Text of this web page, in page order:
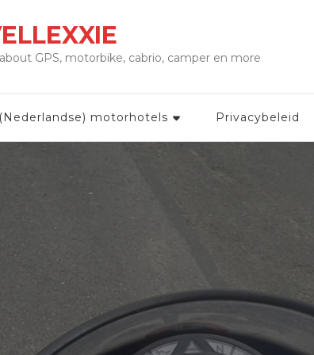
GPS, motorbike, cabrio, camper en more
(Nederlandse) motorhotels Privacybeleid